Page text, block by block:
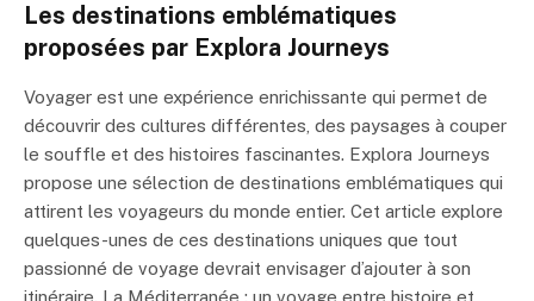
Les destinations emblématiques
proposées par Explora Journeys
Voyager est une expérience enrichissante qui permet de
découvrir des cultures différentes, des paysages à couper
le souffle et des histoires fascinantes. Explora Journeys
propose une sélection de destinations emblématiques qui
attirent les voyageurs du monde entier. Cet article explore
quelques-unes de ces destinations uniques que tout
passionné de voyage devrait envisager d’ajouter à son